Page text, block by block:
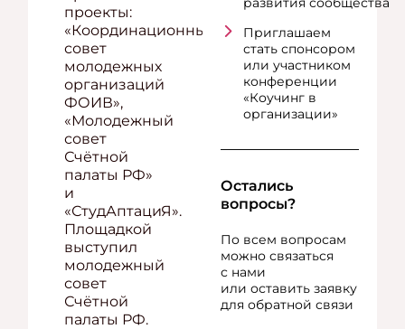
проекты:
«Координационный
совет
молодежных
организаций
ФОИВ»,
«Молодежный
совет
Счётной
палаты РФ»
и
«СтудАптациЯ».
Площадкой
выступил
молодежный
совет
Счётной
палаты РФ.
Приглашаем
стать спонсором
или участником
конференции
«Коучинг в
организации»
Остались
вопросы?
По всем вопросам
можно связаться
с нами
или оставить заявку
для обратной связи